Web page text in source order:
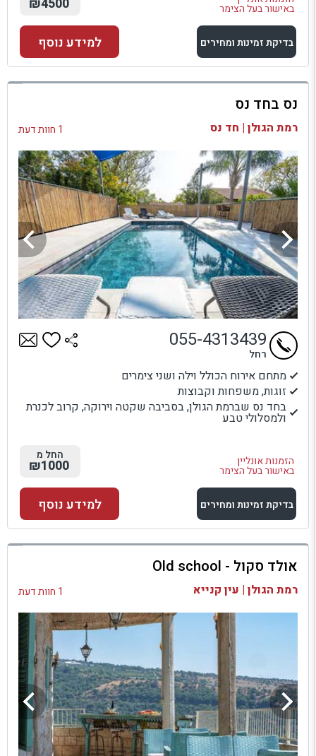
באישור בעל הצימר ₪4500
בדיקת זמינות ומחירים
למתחם זה
בדיקת זמינות ומחירים
למידע נוסף
נס בחד נס
רמת הגולן | חד נס 1 חוות דעת
מתחם אירוח הכולל וילה ושני צימרים
זוגות, משפחות וקבוצות
בחד נס שברמת הגולן, בסביבה שקטה וירוקה, קרוב לכנרת
ולמסלולי טבע
הזמנות אונליין
באישור בעל הצימר
055-4313439
רחל
החל מ
₪1000
בדיקת זמינות ומחירים
למתחם זה
בדיקת זמינות ומחירים
למידע נוסף
אולד סקול - Old school
רמת הגולן | עין קנייא 1 חוות דעת